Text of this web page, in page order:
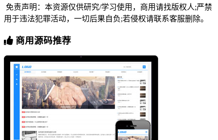
免责声明：本资源仅供研究/学习使用，商用请找版权人;严禁
用于违法犯罪活动，一切后果自负;若侵权请联系客服删除。
商用源码推荐